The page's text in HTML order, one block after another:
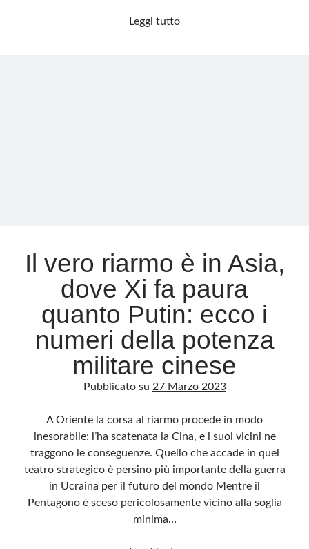
Leggi tuttoIl
Il vero riarmo è in Asia,
dove Xi fa paura
quanto Putin: ecco i
numeri della potenza
militare cinese
Pubblicato su 27 Marzo 2023
A Oriente la corsa al riarmo procede in modo
inesorabile: l’ha scatenata la Cina, e i suoi vicini ne
traggono le conseguenze. Quello che accade in quel
teatro strategico è persino più importante della guerra
in Ucraina per il futuro del mondo Mentre il
Pentagono è sceso pericolosamente vicino alla soglia
minima…